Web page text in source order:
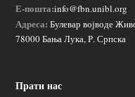
Е-пошта:info@fbn.unibl.org
Адреса: Булевар војводе
78000 Бања Лука, Р. Српска
Прати нас